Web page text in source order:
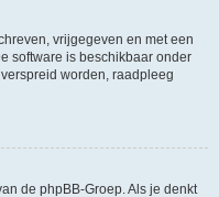
vrijgegeven en met een
software is beschikbaar onder
worden, raadpleeg
de phpBB-Groep. Als je denkt